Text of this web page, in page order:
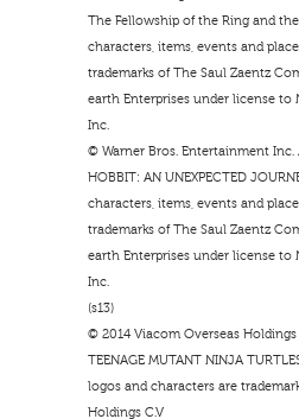
The Fellowship of the Ring and
characters, items, events and
trademarks of The Saul Zaentz
earth Enterprises under license to
Inc.
© Warner Bros. Entertainment Inc.
HOBBIT: AN UNEXPECTED
characters, items, events and
trademarks of The Saul Zaentz
earth Enterprises under license to
Inc.
(s13)
© 2014 Viacom Overseas Holdings
TEENAGE MUTANT NINJA
logos and characters are
Holdings C.V